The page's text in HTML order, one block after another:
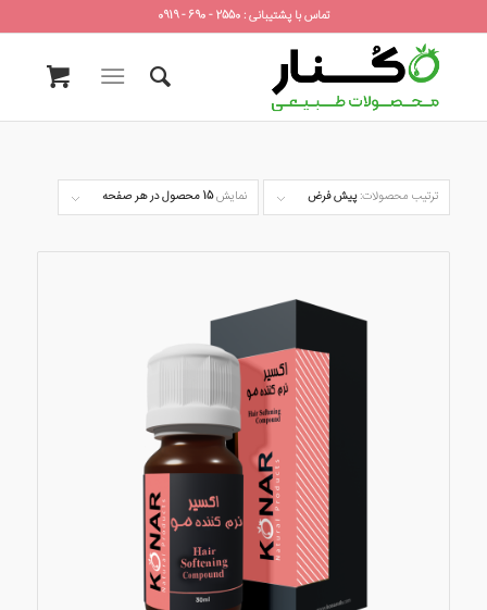
تماس با پشتیبانی : 2550 - 690 - 0919
ترتیب محصولات:پیش فرض نمایش15 محصول در هر صفحه